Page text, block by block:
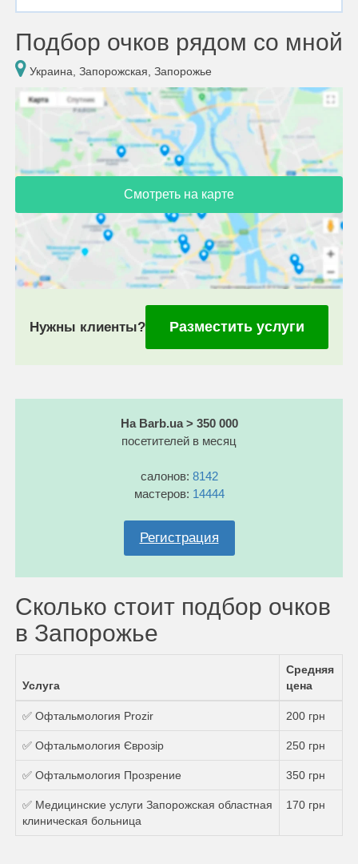
Подбор очков рядом со мной
Украина, Запорожская, Запорожье
Смотреть на карте
Нужны клиенты? Разместить услуги
На Barb.ua > 350 000
посетителей в месяц
салонов: 8142
мастеров: 14444
Регистрация
Сколько стоит подбор очков
в Запорожье
Услуга
Средняя
цена
✅ Офтальмология Prozir 200 грн
✅ Офтальмология Єврозір 250 грн
✅ Офтальмология Прозрение 350 грн
✅ Медицинские услуги Запорожская областная
клиническая больница
170 грн